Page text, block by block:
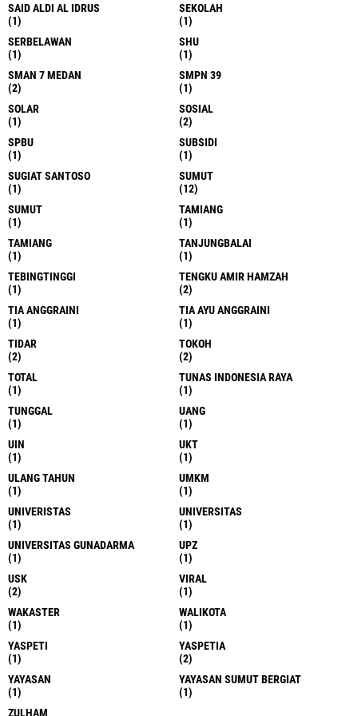
SAID ALDI AL IDRUS
(1)
SEKOLAH
(1)
SERBELAWAN
(1)
SHU
(1)
SMAN 7 MEDAN
(2)
SMPN 39
(1)
SOLAR
(1)
SOSIAL
(2)
SPBU
(1)
SUBSIDI
(1)
SUGIAT SANTOSO
(1)
SUMUT
(12)
SUMUT
(1)
TAMIANG
(1)
TAMIANG
(1)
TANJUNGBALAI
(1)
TEBINGTINGGI
(1)
TENGKU AMIR HAMZAH
(2)
TIA ANGGRAINI
(1)
TIA AYU ANGGRAINI
(1)
TIDAR
(2)
TOKOH
(2)
TOTAL
(1)
TUNAS INDONESIA RAYA
(1)
TUNGGAL
(1)
UANG
(1)
UIN
(1)
UKT
(1)
ULANG TAHUN
(1)
UMKM
(1)
UNIVERISTAS
(1)
UNIVERSITAS
(1)
UNIVERSITAS GUNADARMA
(1)
UPZ
(1)
USK
(2)
VIRAL
(1)
WAKASTER
(1)
WALIKOTA
(1)
YASPETI
(1)
YASPETIA
(2)
YAYASAN
(1)
YAYASAN SUMUT BERGIAT
(1)
ZULHAM